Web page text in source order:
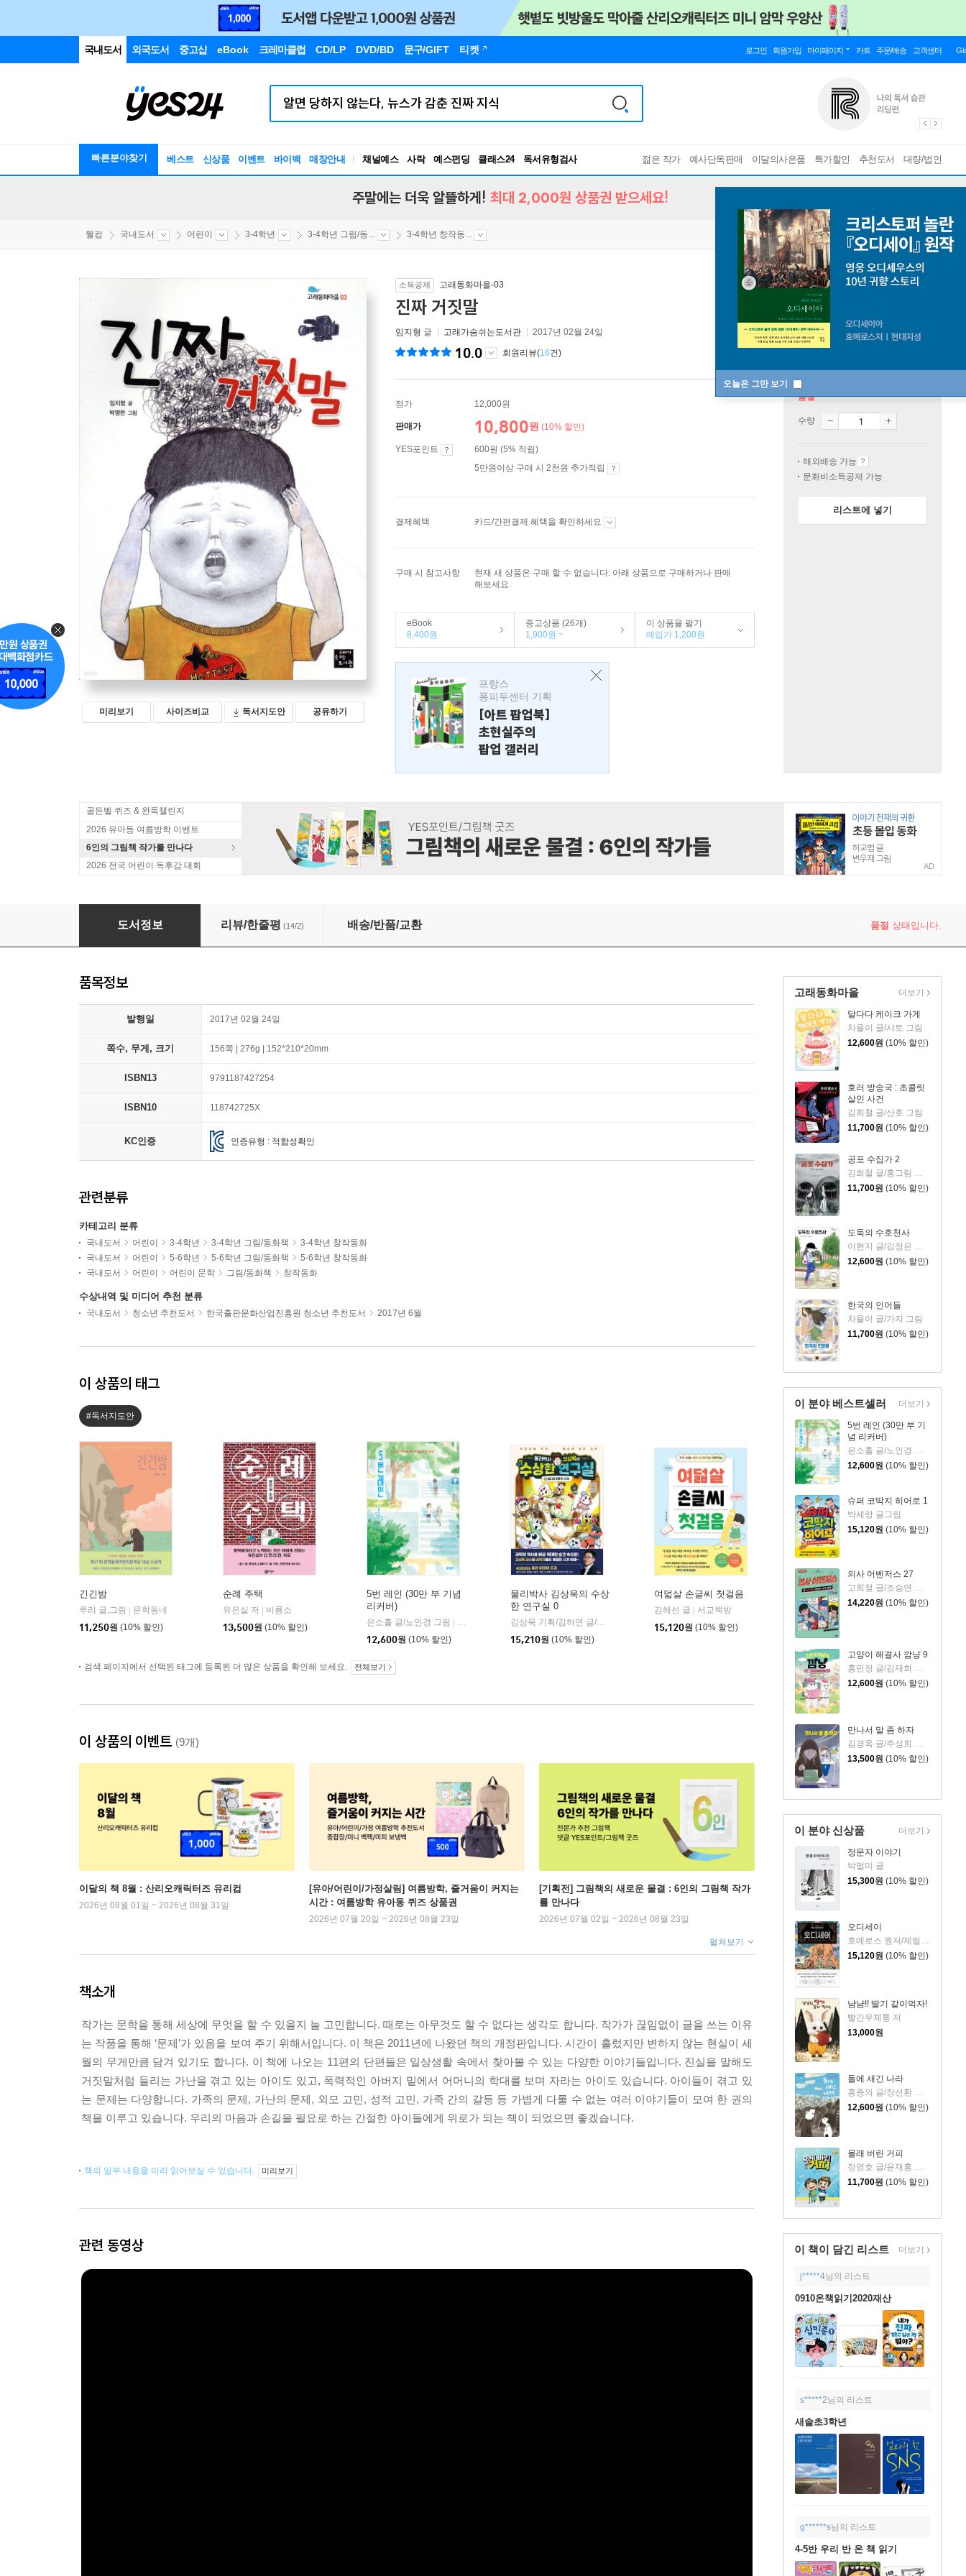
국내도서 외국도서 중고샵 eBook 크레마클럽 CD/LP DVD/BD 문구/GIFT 티켓 로그인 회원가입 마이페이지 카트 주문/배송 고객센터
빠른분야찾기 베스트 신상품 이벤트 바이백 매장안내 채널예스 사락 예스펀딩 클래스24
RBTI Lab
독서유형검사
젊은 작가 예사단독판매 이달의사은품 특가할인 추천도서 대량/법인
오늘은 그만 보기
주말에는 더욱 알뜰하게! 최대 2,000원 상품권 받으세요!
웰컴 국내도서 어린이 3-4학년 3-4학년 그림/동... 3-4학년 창작동...
미리보기 사이즈비교 독서지도안 공유하기
소득공제 고래동화마을-03
진짜 거짓말
임지형 글 고래가숨쉬는도서관 2017년 02월 24일
10.0 회원리뷰(16건)
정가 12,000원
판매가 10,800원 (10% 할인)
YES포인트
600원 (5% 적립)
5만원이상 구매 시 2천원 추가적립
결제혜택 카드/간편결제 혜택을 확인하세요
구매 시 참고사항
현재 새 상품은 구매 할 수 없습니다. 아래 상품으로 구매하거나 판매
해보세요.
eBook
8,400원
중고상품 (26개)
1,900원 ~
이 상품을 팔기
매입가 1,200원
프랑스
퐁피두센터 기획
[아트 팝업북]
초현실주의
팝업 갤러리
품절
수량
해외배송 가능
문화비소득공제 가능
리스트에 넣기
골든벨 퀴즈 & 완독챌린지
2026 유아동 여름방학 이벤트
6인의 그림책 작가를 만나다
2026 전국 어린이 독후감 대회
AD
진짜 거짓말
도서정보 리뷰/한줄평 (14/2) 배송/반품/교환 품절 상태입니다.
고래동화마을
달다다 케이크 가게
차율이 글/샤토 그림
12,600원 (10% 할인)
호러 방송국 : 초콜릿
살인 사건
김희철 글/산호 그림
11,700원 (10% 할인)
공포 수집가 2
김희철 글/홍그림 그림
11,700원 (10% 할인)
도둑의 수호천사
12,600원 (10% 할인)
한국의 인어들
차율이 글/가지 그림
11,700원 (10% 할인)
더보기
이 분야 베스트셀러
5번 레인 (30만 부 기
념 리커버)
12,600원 (10% 할인)
슈퍼 코딱지 히어로 1
박세랑 글그림
15,120원 (10% 할인)
의사 어벤저스 27
고희정 글/조승연 그림/류정민 감수
14,220원 (10% 할인)
고양이 해결사 깜냥 9
12,600원 (10% 할인)
만나서 말 좀 하자
13,500원 (10% 할인)
더보기
이 분야 신상품
정문자 이야기
박멀미 글
15,300원 (10% 할인)
오디세이
호메로스 원저/제럴딘 매코크런 글/김재용 역/장시은 감수
15,120원 (10% 할인)
냠냠!! 딸기 같이먹자!
빨간우체통 저
13,000원
돌에 새긴 나라
12,600원 (10% 할인)
몰래 버린 거피
11,700원 (10% 할인)
더보기
이 책이 담긴 리스트 더보기
j*****4님의 리스트
0910온책읽기2020재산
s*****2님의 리스트
새솔초3학년
g******s님의 리스트
4-5반 우리 반 온 책 읽기
품목정보
발행일 2017년 02월 24일
쪽수, 무게, 크기 156쪽 | 276g | 152*210*20mm
ISBN13 9791187427254
ISBN10 118742725X
KC인증 인증유형 : 적합성확인
관련분류
카테고리 분류
국내도서 어린이 3-4학년 3-4학년 그림/동화책
3-4학년 창작동화
국내도서
어린이 5-6학년 5-6학년 그림/동화책
5-6학년 창작동화
국내도서
어린이 어린이 문학 그림/동화책 창작동화
수상내역 및 미디어 추천 분류
국내도서 청소년 추천도서 한국출판문화산업진흥원 청소년 추천도서 2017년 6월
이 상품의 태그
#독서지도안
긴긴밤
루리 글,그림
문학동네
11,250원 (10% 할인)
순례 주택
유은실 저
비룡소
13,500원 (10% 할인)
5번 레인 (30만 부 기념
리커버)
은소홀 글/노인경 그림
문학동네
12,600원 (10% 할인)
물리박사 김상욱의 수상
한 연구실 0
김상욱 기획/김하연 글/정순규 그림
아울북
15,210원 (10% 할인)
여덟살 손글씨 첫걸음
김해선 글
서교책방
15,120원 (10% 할인)
검색 페이지에서 선택된 태그에 등록된 더 많은 상품을 확인해 보세요. 전체보기
이 상품의 이벤트 (9개)
이달의 책 8월 : 산리오캐릭터즈 유리컵
2026년 08월 01일 ~ 2026년 08월 31일
[유아/어린이/가정살림] 여름방학, 줄거움이 커지는
시간 : 여름방학 유아동 퀴즈 상품권
2026년 07월 20일 ~ 2026년 08월 23일
[기획전] 그림책의 새로운 물결 : 6인의 그림책 작가
를 만나다
2026년 07월 02일 ~ 2026년 08월 23일
펼쳐보기
책소개
작가는 문학을 통해 세상에 무엇을 할 수 있을지 늘 고민합니다. 때로는 아무것도 할 수 없다는 생각도 합니다. 작가가 끊임없이 글을 쓰는 이유
는 작품을 통해 ‘문제’가 있음을 보여 주기 위해서입니다. 이 책은 2011년에 나왔던 책의 개정판입니다. 시간이 흘렀지만 변하지 않는 현실이 세
월의 무게만큼 담겨 있기도 합니다. 이 책에 나오는 11편의 단편들은 일상생활 속에서 찾아볼 수 있는 다양한 이야기들입니다. 진실을 말해도
거짓말처럼 들리는 가난을 겪고 있는 아이도 있고, 폭력적인 아버지 밑에서 어머니의 학대를 보며 자라는 아이도 있습니다. 아이들이 겪고 있
는 문제는 다양합니다. 가족의 문제, 가난의 문제, 외모 고민, 성적 고민, 가족 간의 갈등 등 가볍게 다룰 수 없는 여러 이야기들이 모여 한 권의
책을 이루고 있습니다. 우리의 마음과 손길을 필요로 하는 간절한 아이들에게 위로가 되는 책이 되었으면 좋겠습니다.
책의 일부 내용을 미리 읽어보실 수 있습니다. 미리보기
관련 동영상